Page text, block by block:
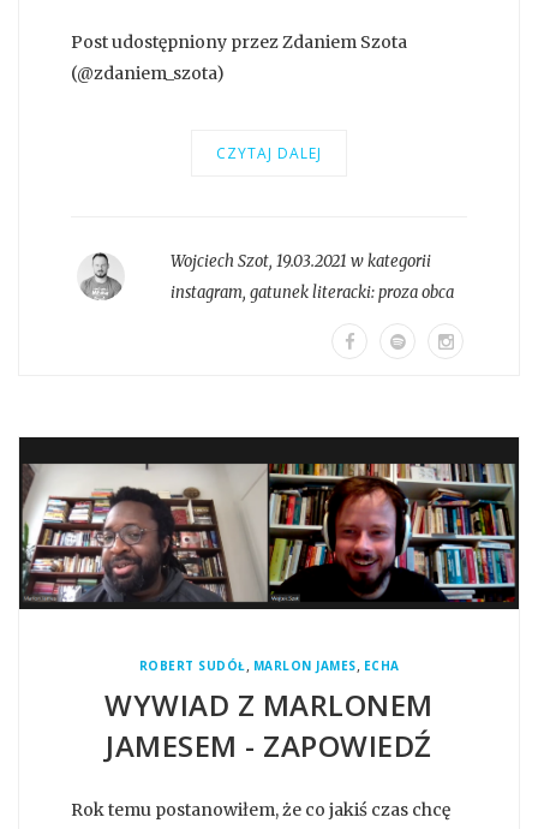
Post udostępniony przez Zdaniem Szota
(@zdaniem_szota)
CZYTAJ DALEJ
Wojciech Szot, 19.03.2021 w kategorii
instagram, gatunek literacki:proza obca
ROBERT SUDÓŁ, MARLON JAMES, ECHA
WYWIAD Z MARLONEM
JAMESEM - ZAPOWIEDŹ
Rok temu postanowiłem, że co jakiś czas chcę